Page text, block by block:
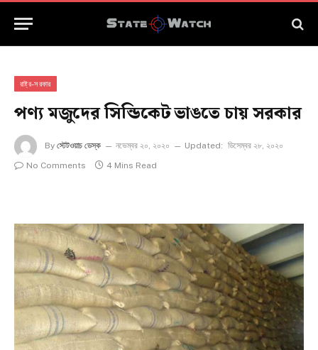
রাষ্ট্র-সরকার
পণ্য মজুদের সিন্ডিকেট ভাঙতে চায় সরকার
By স্টেটওয়াচ ডেস্ক নভেম্বর ২০, ২০২০ Updated: ডিসেম্বর ২৮, ২০২০
No Comments
4 Mins Read